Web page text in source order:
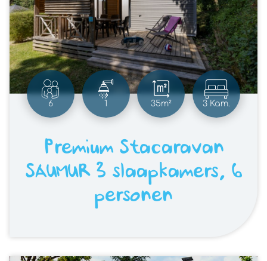
6 1 35m² 3 Kam.
Premium Stacaravan
SAUMUR 3 slaapkamers, 6
personen